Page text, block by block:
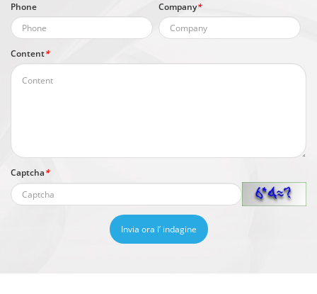
Phone Company*
Content*
Captcha*
Invia ora l’ indagine